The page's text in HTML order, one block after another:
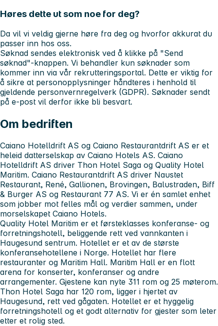
Høres dette ut som noe for deg?
Da vil vi veldig gjerne høre fra deg og hvorfor akkurat du
passer inn hos oss.
Søknad sendes elektronisk ved å klikke på "Send
søknad"-knappen. Vi behandler kun søknader som
kommer inn via vår rekrutteringsportal. Dette er viktig for
å sikre at personopplysninger håndteres i henhold til
gjeldende personvernregelverk (GDPR). Søknader sendt
på e-post vil derfor ikke bli besvart.
Om bedriften
Caiano Hotelldrift AS og Caiano Restaurantdrift AS er et
heleid datterselskap av Caiano Hotels AS. Caiano
Hotelldrift AS driver Thon Hotel Saga og Quality Hotel
Maritim. Caiano Restaurantdrift AS driver Naustet
Restaurant, René, Gallionen, Brovingen, Balustraden, Biff
& Burger AS og Restaurant 77 AS. Vi er én samlet enhet
som jobber mot felles mål og verdier sammen, under
morselskapet Caiano Hotels.
Quality Hotel Maritim er et førsteklasses konferanse- og
forretningshotell, beliggende rett ved vannkanten i
Haugesund sentrum. Hotellet er et av de største
konferansehotellene i Norge. Hotellet har flere
restauranter og Maritim Hall. Maritim Hall er en flott
arena for konserter, konferanser og andre
arrangementer. Gjestene kan nyte 311 rom og 25 møterom.
Thon Hotel Saga har 120 rom, ligger i hjertet av
Haugesund, rett ved gågaten. Hotellet er et hyggelig
forretningshotell og et godt alternativ for gjester som leter
etter et rolig sted.